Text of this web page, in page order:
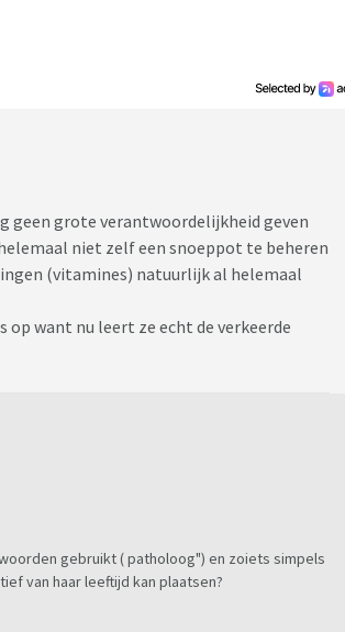
geen grote verantwoordelijkheid geven
niet zelf een snoeppot te beheren
(vitamines) natuurlijk al helemaal
op want nu leert ze echt de verkeerde
gebruikt ( patholoog") en zoiets simpels
van haar leeftijd kan plaatsen?